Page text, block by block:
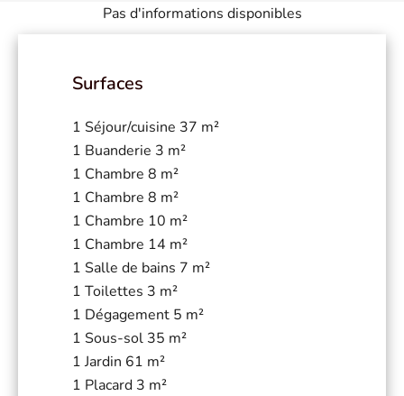
Pas d'informations disponibles
Surfaces
1 Séjour/cuisine 37 m²
1 Buanderie 3 m²
1 Chambre 8 m²
1 Chambre 8 m²
1 Chambre 10 m²
1 Chambre 14 m²
1 Salle de bains 7 m²
1 Toilettes 3 m²
1 Dégagement 5 m²
1 Sous-sol 35 m²
1 Jardin 61 m²
1 Placard 3 m²